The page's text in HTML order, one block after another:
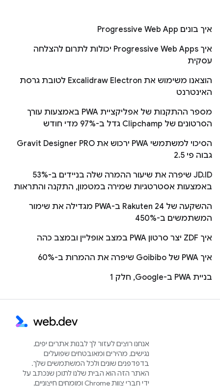
איך בונים Progressive Web App
איך Progressive Web Apps יכולות לתרום להצלחה
עסקית
הוצאנו משימוש את Excalidraw Electron לטובת גרסת
האינטרנט
מספר ההתקנות של אפליקציית PWA באמצעות עורך
הסרטונים של Clipchamp גדל ב-97% מדי חודש
הסיכוי למשתמשי PWA ירכוש את Gravit Designer PRO
גבוה פי 2.5
JD.ID שיפרה את שיעור ההמרה שלה בניידים ב-53%
באמצעות אסטרטגיות שמירה במטמון, התקנה והתראות
ההשקעה של Rakuten 24 ב-PWA מגדילה את שימור
המשתמשים ב-450%
איך ZDF יצר סרטון PWA במצב אופליין ובמצב כהה
איך PWA של Goibibo שיפרה את ההמרות ב-60%
בניית PWA ב-Google, חלק 1
אנחנו רוצים לעזור לך לבנות אתרים יפים,
נגישים, מהירים ומאובטחים שפועלים
בדפדפנים שונים ולכל המשתמשים שלך.
האתר הזה הוא הבית שלנו לתוכן שנכתב על
ידי חברי צוות Chrome ומומחים חיצוניים,